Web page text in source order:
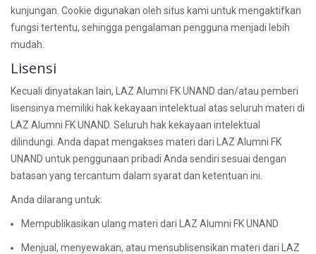
kunjungan. Cookie digunakan oleh situs kami untuk mengaktifkan
fungsi tertentu, sehingga pengalaman pengguna menjadi lebih
mudah.
Lisensi
Kecuali dinyatakan lain, LAZ Alumni FK UNAND dan/atau pemberi
lisensinya memiliki hak kekayaan intelektual atas seluruh materi di
LAZ Alumni FK UNAND. Seluruh hak kekayaan intelektual
dilindungi. Anda dapat mengakses materi dari LAZ Alumni FK
UNAND untuk penggunaan pribadi Anda sendiri sesuai dengan
batasan yang tercantum dalam syarat dan ketentuan ini.
Anda dilarang untuk:
Mempublikasikan ulang materi dari LAZ Alumni FK UNAND
Menjual, menyewakan, atau mensublisensikan materi dari LAZ